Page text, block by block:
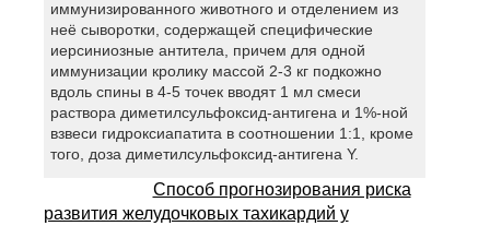
иммунизированного животного и отделением из
неё сыворотки, содержащей специфические
иерсиниозные антитела, причем для одной
иммунизации кролику массой 2-3 кг подкожно
вдоль спины в 4-5 точек вводят 1 мл смеси
раствора диметилсульфоксид-антигена и 1%-ной
взвеси гидроксиапатита в соотношении 1:1, кроме
того, доза диметилсульфоксид-антигена Y.
Способ прогнозирования риска
развития желудочковых тахикардий у